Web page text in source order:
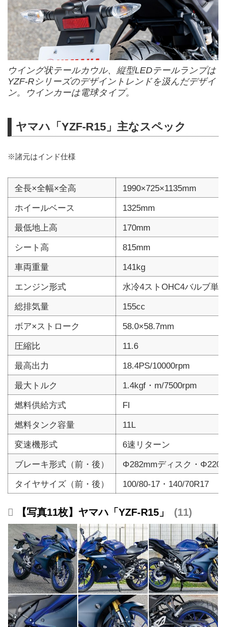
ウイング状テールカウル、縦型LEDテールランプは
YZF-Rシリーズのデザイントレンドを汲んだデザイ
ン。ウインカーは電球タイプ。
ヤマハ「YZF-R15」主なスペック
※諸元はインド仕様
全長×全幅×全高
1990×725×1135mm
ホイールベース
1325mm
最低地上高
170mm
シート高
815mm
車両重量
141kg
エンジン形式
水冷4ストOHC4バルブ単
総排気量
155cc
ボア×ストローク
58.0×58.7mm
圧縮比
11.6
最高出力
18.4PS/10000rpm
最大トルク
1.4kgf・m/7500rpm
燃料供給方式
FI
燃料タンク容量
11L
変速機形式
6速リターン
ブレーキ形式（前・後）
Φ282mmディスク・
タイヤサイズ（前・後）
100/80-17・140/70R17
【写真11枚】ヤマハ「YZF-R15」 11